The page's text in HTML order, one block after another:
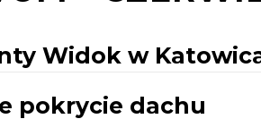
Widok w
pokrycie dachu